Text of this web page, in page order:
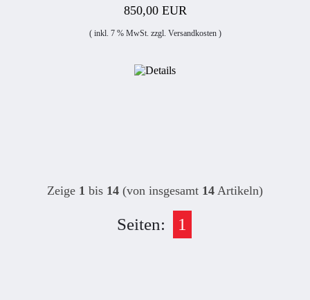
850,00 EUR
( inkl. 7 % MwSt. zzgl. Versandkosten)
Zeige 1 bis 14 (von insgesamt 14 Artikeln)
Seiten: 1